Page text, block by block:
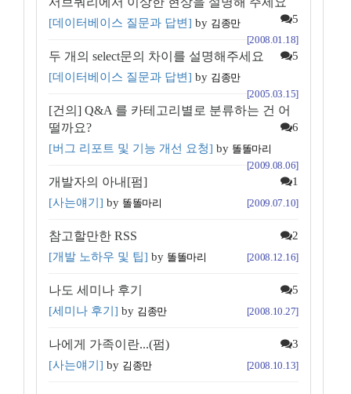
5
[데이터베이스 질문과 답변] by 김종만
[2008.01.18]
두 개의 select문의 차이를 설명해주세요 5
[데이터베이스 질문과 답변] by 김종만
[2005.03.15]
[건의] Q&A 를 카테고리별로 분류하는 건 어
떨까요?
6
[버그 리포트 및 기능 개선 요청] by 똘똘마리
[2009.08.06]
개발자의 아내[펌] 1
[사는얘기] by 똘똘마리 [2009.07.10]
참고할만한 RSS 2
[개발 노하우 및 팁] by 똘똘마리 [2008.12.16]
나도 세미나 후기 5
[세미나 후기] by 김종만 [2008.10.27]
나에게 가족이란...(펌) 3
[사는얘기] by 김종만 [2008.10.13]